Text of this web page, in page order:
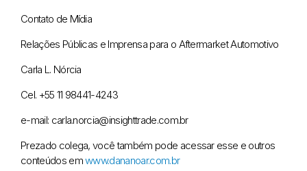
Contato de Mídia
Relações Públicas e Imprensa para o Aftermarket Automotivo
Carla L. Nórcia
Cel. +55 11 98441-4243
e-mail: carla.norcia@insighttrade.com.br
Prezado colega, você também pode acessar esse e outros
conteúdos emwww.dananoar.com.br